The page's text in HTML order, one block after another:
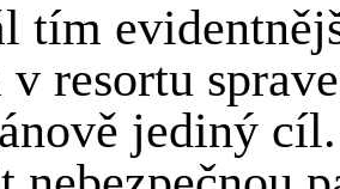
tím
v resortu
jediný cíl.